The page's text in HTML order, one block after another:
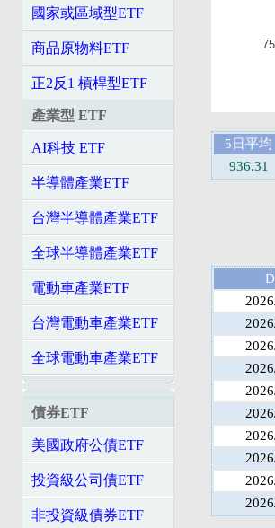
國家或區域型ETF
商品原物料ETF
正2反1 槓桿型ETF
產業型 ETF
AI科技 ETF
半導體產業ETF
台灣半導體產業ETF
全球半導體產業ETF
電動車產業ETF
台灣電動車產業ETF
全球電動車產業ETF
債券ETF
美國政府公債ETF
投資級公司債ETF
非投資級債券ETF
5日平均
936.31